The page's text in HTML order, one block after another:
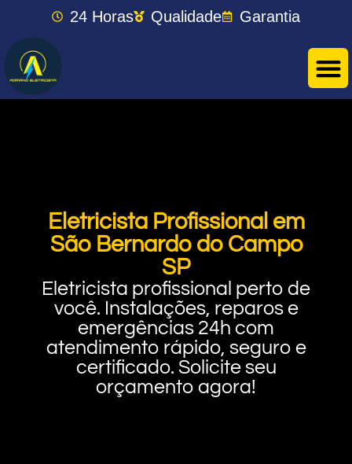
24 Horas Qualidade Garantia
Eletricista Profissional em
São Bernardo do Campo
SP
Eletricista profissional perto de
você. Instalações, reparos e
emergências 24h com
atendimento rápido, seguro e
certificado. Solicite seu
orçamento agora!